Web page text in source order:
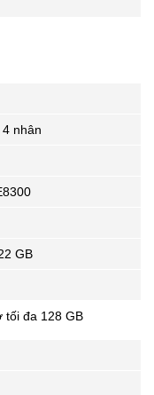
4 nhân
GB
tối đa 128 GB